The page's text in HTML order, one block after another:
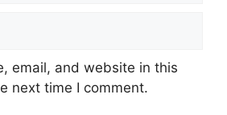
email, and website in this
next time I comment.